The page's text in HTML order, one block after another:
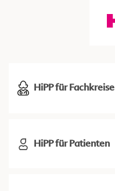
HiPP für Fachkreise
HiPP für Patienten